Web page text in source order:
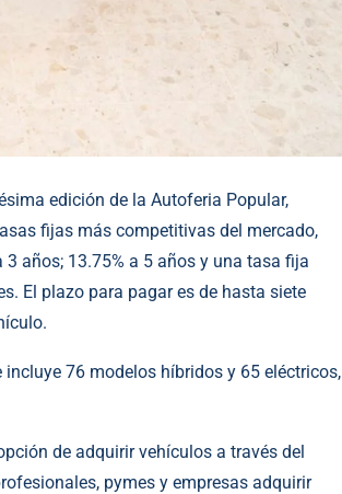
edición de la Autoferia Popular,
fijas más competitivas del mercado,
3 años; 13.75% a 5 años y una tasa fija
El plazo para pagar es de hasta siete
76 modelos híbridos y 65 eléctricos,
de adquirir vehículos a través del
pymes y empresas adquirir